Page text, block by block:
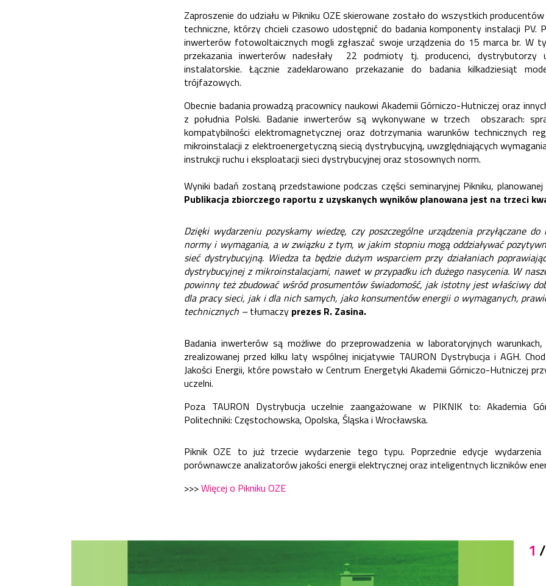
Zaproszenie do udziału w Pikniku OZE skierowane zostało do wszystkich
techniczne, którzy chcieli czasowo udostępnić do badania komponenty instalacji PV.
inwerterów fotowoltaicznych mogli zgłaszać swoje urządzenia do 15 marca br. W
przekazania inwerterów nadesłały 22 podmioty tj. producenci, dystrybutorzy
instalatorskie. Łącznie zadeklarowano przekazanie do badania kilkadziesiąt
trójfazowych.
Obecnie badania prowadzą pracownicy naukowi Akademii Górniczo-Hutniczej oraz
z południa Polski. Badanie inwerterów są wykonywane w trzech obszarach:
kompatybilności elektromagnetycznej oraz dotrzymania warunków technicznych
mikroinstalacji z elektroenergetyczną siecią dystrybucyjną, uwzględniających
instrukcji ruchu i eksploatacji sieci dystrybucyjnej oraz stosownych norm.
Wyniki badań zostaną przedstawione podczas części seminaryjnej Pikniku,
Publikacja zbiorczego raportu z uzyskanych wyników planowana jest na trzeci
Dzięki wydarzeniu pozyskamy wiedzę, czy poszczególne urządzenia przyłączane do
normy i wymagania, a w związku z tym, w jakim stopniu mogą oddziaływać
sieć dystrybucyjną. Wiedza ta będzie dużym wsparciem przy działaniach
dystrybucyjnej z mikroinstalacjami, nawet w przypadku ich dużego nasycenia. W
powinny też zbudować wśród prosumentów świadomość, jak istotny jest właściwy
dla pracy sieci, jak i dla nich samych, jako konsumentów energii o wymaganych,
technicznych –tłumaczy prezes R. Zasina.
Badania inwerterów są możliwe do przeprowadzenia w laboratoryjnych
zrealizowanej przed kilku laty wspólnej inicjatywie TAURON Dystrybucja i AGH.
Jakości Energii, które powstało w Centrum Energetyki Akademii Górniczo-Hutniczej
uczelni.
Poza TAURON Dystrybucja uczelnie zaangażowane w PIKNIK to: Akademia
Politechniki: Częstochowska, Opolska, Śląska i Wrocławska.
Piknik OZE to już trzecie wydarzenie tego typu. Poprzednie edycje wydarzenia
porównawcze analizatorów jakości energii elektrycznej oraz inteligentnych liczników
>>>Więcej o Pikniku OZE
1